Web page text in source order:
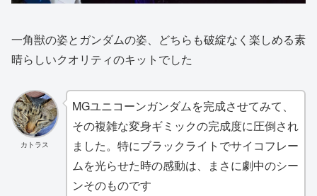
一角獣の姿とガンダムの姿、どちらも破綻なく楽しめる素
晴らしいクオリティのキットでした
カトラス
MGユニコーンガンダムを完成させてみて、
その複雑な変身ギミックの完成度に圧倒され
ました。特にブラックライトでサイコフレー
ムを光らせた時の感動は、まさに劇中のシー
ンそのものです